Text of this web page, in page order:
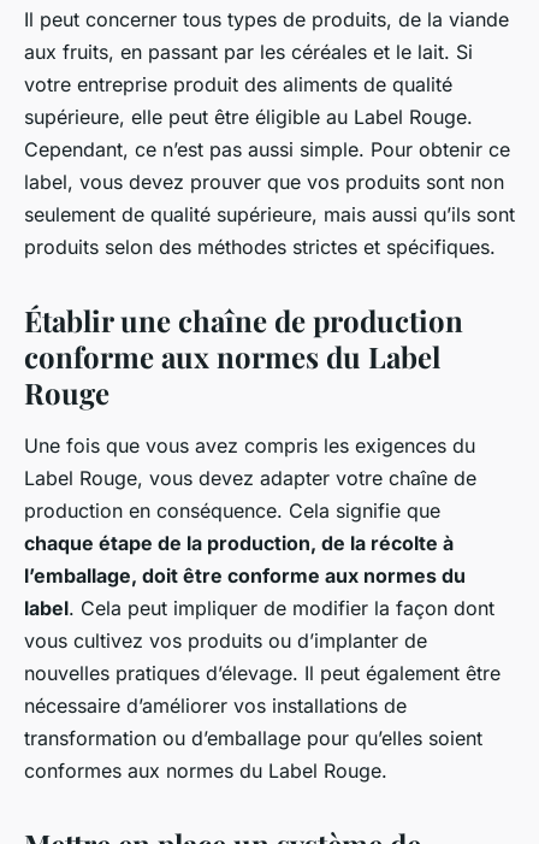
Il peut concerner tous types de produits, de la viande
aux fruits, en passant par les céréales et le lait. Si
votre entreprise produit des aliments de qualité
supérieure, elle peut être éligible au Label Rouge.
Cependant, ce n’est pas aussi simple. Pour obtenir ce
label, vous devez prouver que vos produits sont non
seulement de qualité supérieure, mais aussi qu’ils sont
produits selon des méthodes strictes et spécifiques.
Établir une chaîne de production
conforme aux normes du Label
Rouge
Une fois que vous avez compris les exigences du
Label Rouge, vous devez adapter votre chaîne de
production en conséquence. Cela signifie que
chaque étape de la production, de la récolte à
l’emballage, doit être conforme aux normes du
label. Cela peut impliquer de modifier la façon dont
vous cultivez vos produits ou d’implanter de
nouvelles pratiques d’élevage. Il peut également être
nécessaire d’améliorer vos installations de
transformation ou d’emballage pour qu’elles soient
conformes aux normes du Label Rouge.